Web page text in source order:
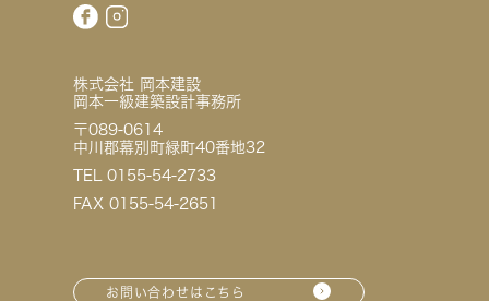
株式会社 岡本建設
岡本一級建築設計事務所
〒089-0614
中川郡幕別町緑町40番地32
TEL 0155-54-2733
FAX 0155-54-2651
お問い合わせはこちら